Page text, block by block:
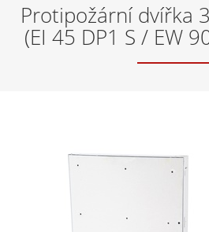
Protipožární dvířka
(EI 45 DP1 S / EW